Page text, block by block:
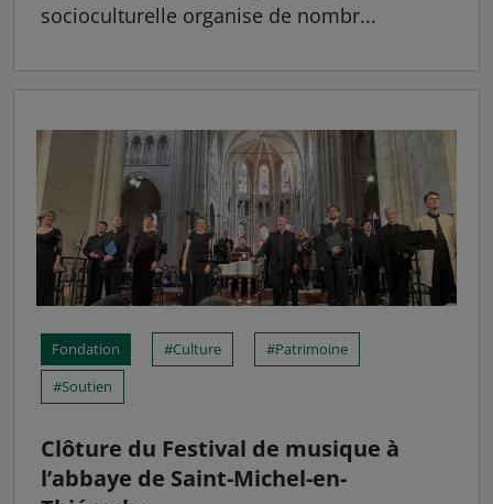
socioculturelle organise de nombr...
Fondation Culture
Patrimoine
Soutien
Clôture du Festival de musique à
l’abbaye de Saint-Michel-en-